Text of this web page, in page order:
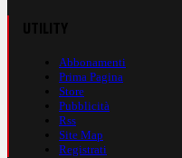
Abbonamenti
Prima Pagina
Store
Pubblicità
Rss
Site Map
Registrati